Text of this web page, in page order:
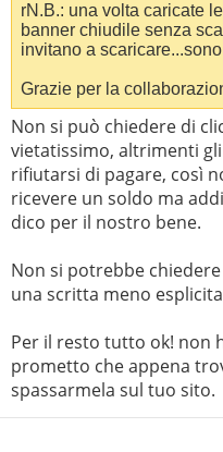
rN.B.: una volta caricate
banner chiudile senza
invitano a
Grazie per la
Non si può chiedere di
vietatissimo, altrimenti
rifiutarsi di pagare, così
ricevere un soldo ma
dico per il nostro bene.
Non si potrebbe
una scritta meno
Per il resto tutto ok! non
prometto che appena
spassarmela sul tuo sito.